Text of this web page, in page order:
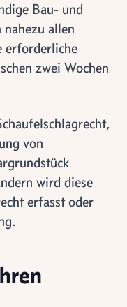
Bau- und
allen
erforderliche
zwei Wochen
von
wird diese
erfasst oder